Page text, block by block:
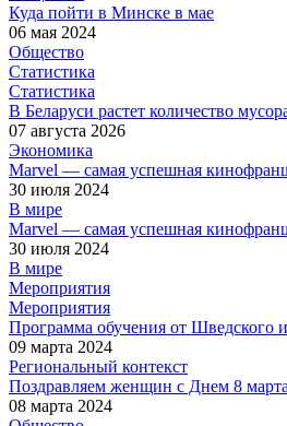
Куда пойти в Минске в мае
06 мая 2024
Общество
Статистика
Статистика
В Беларуси растет количество
07 августа 2026
Экономика
Marvel — самая успешная
30 июля 2024
В мире
Marvel — самая успешная
30 июля 2024
В мире
Мероприятия
Мероприятия
Программа обучения от Шведского
09 марта 2024
Региональный контекст
Поздравляем женщин с Днем 8
08 марта 2024